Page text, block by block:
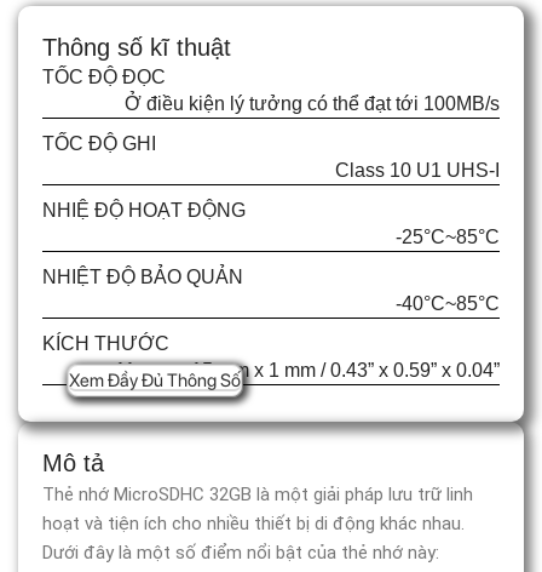
Mô tả
Thẻ nhớ MicroSDHC 32GB là một giải pháp lưu trữ linh
hoạt và tiện ích cho nhiều thiết bị di động khác nhau.
Dưới đây là một số điểm nổi bật của thẻ nhớ này:
Thông số kĩ thuật
TỐC ĐỘ ĐỌC
Ở điều kiện lý tưởng có thể đạt tới 100MB/s
TỐC ĐỘ GHI
Class 10 U1 UHS-I
NHIỆ ĐỘ HOẠT ĐỘNG
-25°C~85°C
NHIỆT ĐỘ BẢO QUẢN
-40°C~85°C
KÍCH THƯỚC
11 mm x 15 mm x 1 mm / 0.43” x 0.59” x 0.04”
Xem Đầy Đủ Thông Số